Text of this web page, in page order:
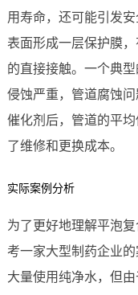
用寿命，还可能引发
表面形成一层保护膜
的直接接触。一个典
侵蚀严重，管道腐蚀
催化剂后，管道的平
了维修和更换成本。
实际案例分析
为了更好地理解平泡
考一家大型制药企业
大量使用纯净水，但